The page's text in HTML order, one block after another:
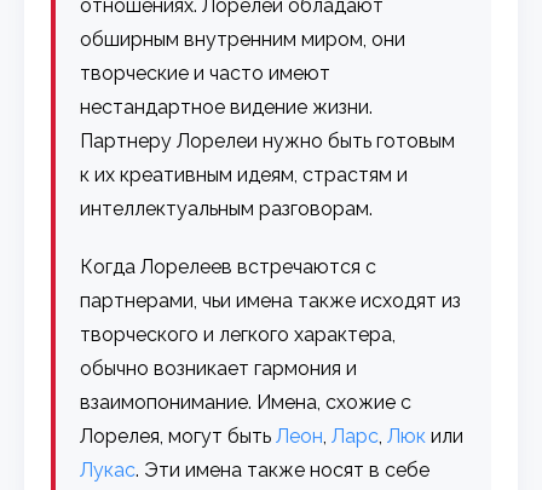
отношениях. Лорелеи обладают
обширным внутренним миром, они
творческие и часто имеют
нестандартное видение жизни.
Партнеру Лорелеи нужно быть готовым
к их креативным идеям, страстям и
интеллектуальным разговорам.
Когда Лорелеев встречаются с
партнерами, чьи имена также исходят из
творческого и легкого характера,
обычно возникает гармония и
взаимопонимание. Имена, схожие с
Лорелея, могут бытьЛеон,Ларс,Люк или
Лукас. Эти имена также носят в себе